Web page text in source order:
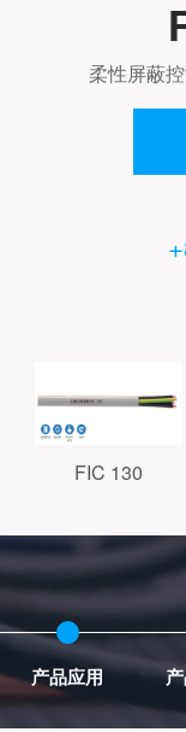
柔性屏蔽
FIC 130
产品应用